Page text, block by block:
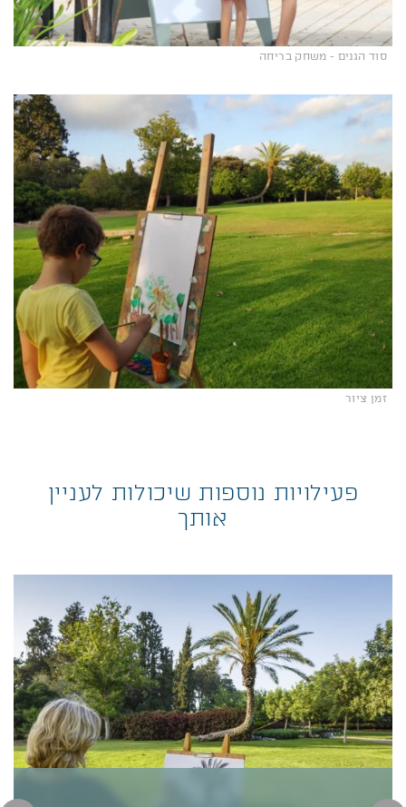
סוד הגנים - משחק בריחה
זמן ציור
פעילויות נוספות שיכולות לעניין
אותך